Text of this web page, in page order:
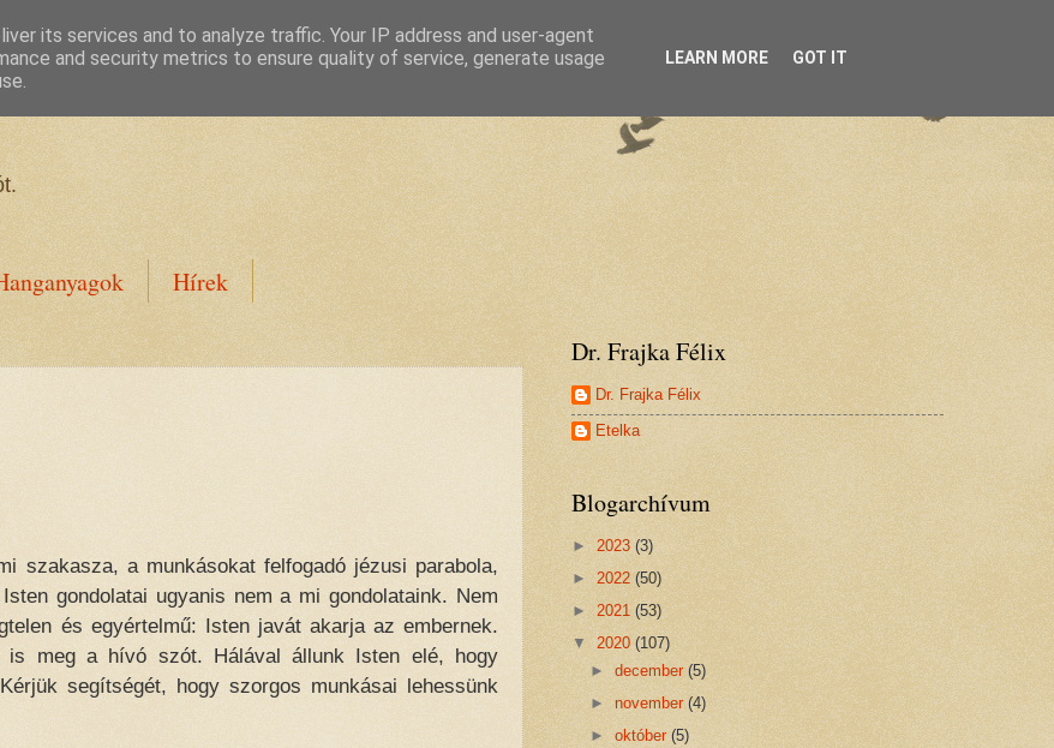
Hírek
szakasza, a munkásokat felfogadó jézusi parabola,
gondolatai ugyanis nem a mi gondolataink. Nem
és egyértelmű: Isten javát akarja az embernek.
is meg a hívó szót. Hálával állunk Isten elé, hogy
segítségét, hogy szorgos munkásai lehessünk
Dr. Frajka Félix
Dr. Frajka Félix
Etelka
Blogarchívum
► 2023 (3)
► 2022 (50)
► 2021 (53)
▼ 2020 (107)
►december(5)
►november(4)
►október(5)
its services and to analyze traffic. Your IP address and user-agent
and security metrics to ensure quality of service, generate usage
LEARN MORE GOT IT